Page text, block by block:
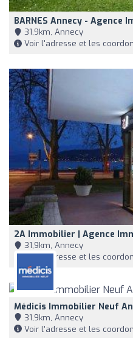
BARNES Annecy - Agence
31,9km, Annecy
Voir l'adresse et les
2A Immobilier | Agence
31,9km, Annecy
Voir l'adresse et les
Médicis Immobilier Neuf
31,9km, Annecy
Voir l'adresse et les